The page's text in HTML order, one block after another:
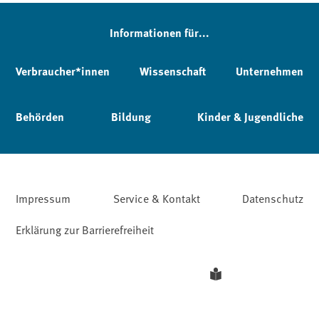
Informationen für...
Verbraucher*innen Wissenschaft Unternehmen
Behörden Bildung Kinder & Jugendliche
Impressum Service & Kontakt
Datenschutz
Erklärung zur Barrierefreiheit